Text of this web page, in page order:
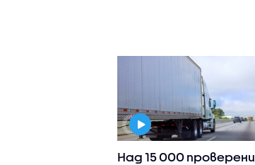
Над 15 000 проверени